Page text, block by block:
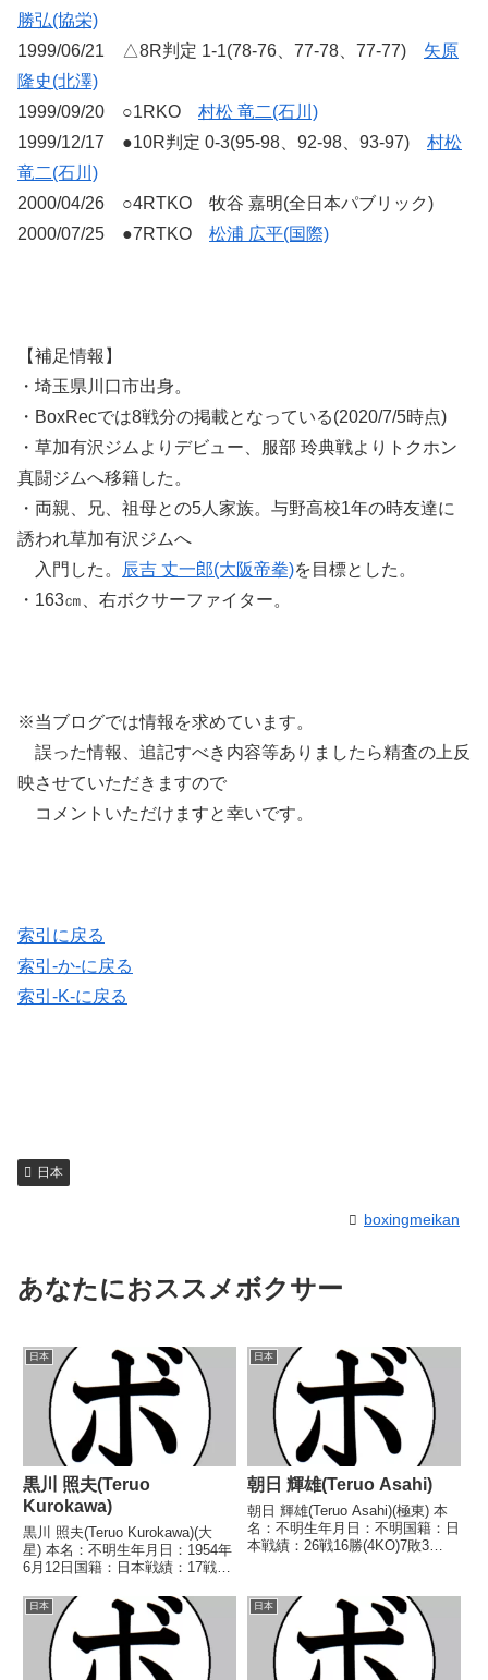
勝弘(協栄)
1999/06/21 △8R判定 1-1(78-76、77-78、77-77) 矢原
隆史(北澤)
1999/09/20 ○1RKO 村松 竜二(石川)
1999/12/17 ●10R判定 0-3(95-98、92-98、93-97) 村松
竜二(石川)
2000/04/26 ○4RTKO 牧谷 嘉明(全日本パブリック)
2000/07/25 ●7RTKO 松浦 広平(国際)
【補足情報】
・埼玉県川口市出身。
・BoxRecでは8戦分の掲載となっている(2020/7/5時点)
・草加有沢ジムよりデビュー、服部 玲典戦よりトクホン
真闘ジムへ移籍した。
・両親、兄、祖母との5人家族。与野高校1年の時友達に
誘われ草加有沢ジムへ
入門した。
辰吉 丈一郎(大阪帝拳)を目標とした。
・163㎝、右ボクサーファイター。
※当ブログでは情報を求めています。
誤った情報、追記すべき内容等ありましたら精査の上反
映させていただきますので
コメントいただけますと幸いです。
索引に戻る
索引-か-に戻る
索引-K-に戻る
日本
boxingmeikan
あなたにおススメボクサー
日本
黒川 照夫(Teruo
Kurokawa)
黒川 照夫(Teruo Kurokawa)(大
星) 本名：不明生年月日：1954年
6月12日国籍：日本戦績：17戦6
なし 【戦歴】1975/02/07
○2RKO 萬谷 比登美(常
滑)1975/03/0...
日本
朝日 輝雄(Teruo Asahi)
朝日 輝雄(Teruo Asahi)(極東) 本
名：不明生年月日：不明国籍：日
本戦績：26戦16勝(4KO)7敗3
不明) 柏木 忠四(笹
崎)1948/05/22 ○4...
日本 日本